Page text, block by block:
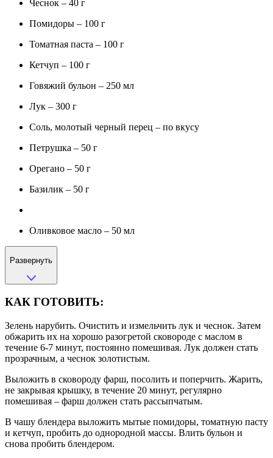
Чеснок – 40 г
Помидоры – 100 г
Томатная паста – 100 г
Кетчуп – 100 г
Говяжий бульон – 250 мл
Лук – 300 г
Соль, молотый черный перец – по вкусу
Петрушка – 50 г
Орегано – 50 г
Базилик – 50 г
Оливковое масло – 50 мл
Развернуть
КАК ГОТОВИТЬ:
Зелень нарубить. Очистить и измельчить лук и чеснок. Затем
обжарить их на хорошо разогретой сковороде с маслом в
течение 6-7 минут, постоянно помешивая. Лук должен стать
прозрачным, а чеснок золотистым.
Выложить в сковороду фарш, посолить и поперчить. Жарить,
не закрывая крышку, в течение 20 минут, регулярно
помешивая – фарш должен стать рассыпчатым.
В чашу блендера выложить мытые помидоры, томатную пасту
и кетчуп, пробить до однородной массы. Влить бульон и
снова пробить блендером.